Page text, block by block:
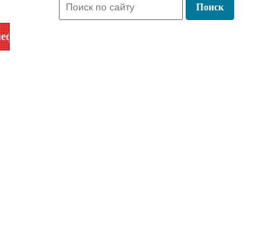
сайте в разделе "Библиотеки"!